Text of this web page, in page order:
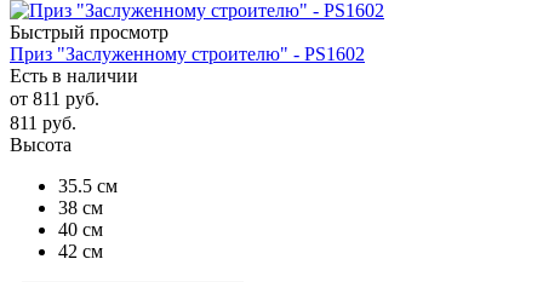
Быстрый просмотр
Приз "Заслуженному строителю" - PS1602
Есть в наличии
от 811 руб.
811 руб.
Высота
35.5 см
38 см
40 см
42 см